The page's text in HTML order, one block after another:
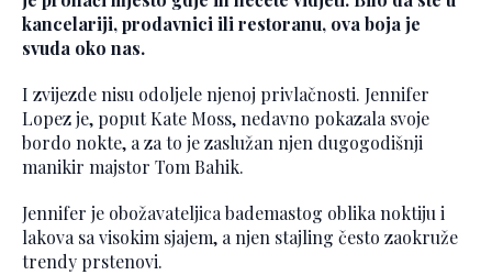
kancelariji, prodavnici ili restoranu, ova boja je
svuda oko nas.
I zvijezde nisu odoljele njenoj privlačnosti. Jennifer
Lopez je, poput Kate Moss, nedavno pokazala svoje
bordo nokte, a za to je zaslužan njen dugogodišnji
manikir majstor Tom Bahik.
Jennifer je obožavateljica bademastog oblika noktiju i
lakova sa visokim sjajem, a njen stajling često zaokruže
trendy prstenovi.